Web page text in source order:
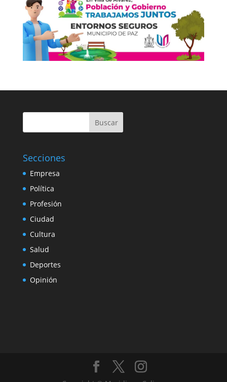
Buscar
Secciones
Empresa
Política
Profesión
Ciudad
Cultura
Salud
Deportes
Opinión